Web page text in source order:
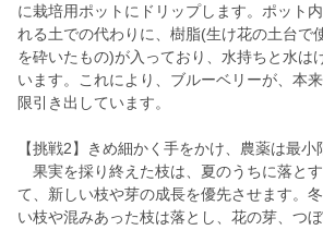
に栽培用ポットにドリップします。ポット
れる土での代わりに、樹脂(生け花の土台で
を砕いたもの)が入っており、水持ちと水は
います。これにより、ブルーベリーが、本
限引き出しています。
【挑戦2】きめ細かく手をかけ、農薬は最小
果実を採り終えた枝は、夏のうちに落と
て、新しい枝や芽の成長を優先させます。
い枝や混みあった枝は落とし、花の芽、つ